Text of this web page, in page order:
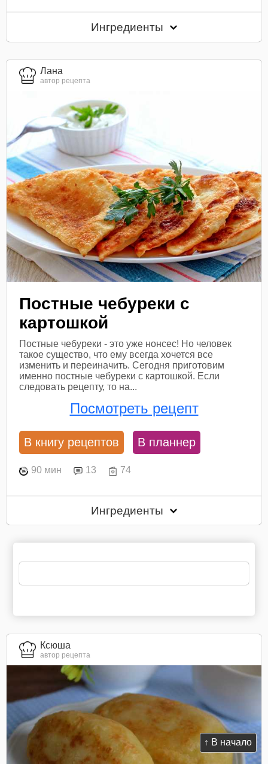
↑ В начало
Ингредиенты
Лана
автор рецепта
Постные чебуреки с
картошкой
Постные чебуреки - это уже нонсес! Но человек
такое существо, что ему всегда хочется все
изменить и переиначить. Сегодня приготовим
именно постные чебуреки с картошкой. Если
следовать рецепту, то на...
Посмотреть рецепт
В книгу рецептов В планнер
90 мин 13 74
Ингредиенты
Ксюша
автор рецепта